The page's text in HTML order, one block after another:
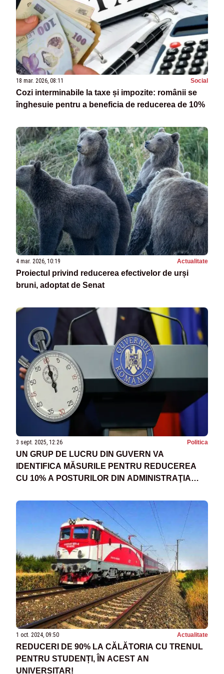
18 mar. 2026, 08:11 Social
Cozi interminabile la taxe și impozite: românii se
înghesuie pentru a beneficia de reducerea de 10%
4 mar. 2026, 10:19 Actualitate
Proiectul privind reducerea efectivelor de urși
bruni, adoptat de Senat
3 sept. 2025, 12:26 Politica
UN GRUP DE LUCRU DIN GUVERN VA
IDENTIFICA MĂSURILE PENTRU REDUCEREA
CU 10% A POSTURILOR DIN ADMINISTRAŢIA
1 oct. 2024, 09:50 Actualitate
REDUCERI DE 90% LA CĂLĂTORIA CU TRENUL
PENTRU STUDENȚI, ÎN ACEST AN
UNIVERSITAR!